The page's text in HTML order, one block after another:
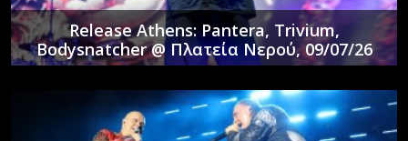
Release Athens: Pantera, Trivium,
Bodysnatcher @ Πλατεία Νερού, 09/07/26